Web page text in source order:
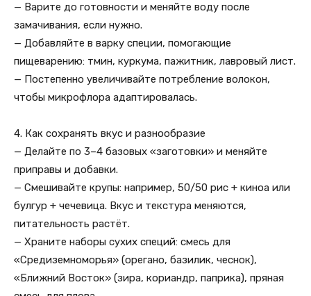
— Варите до готовности и меняйте воду после
замачивания, если нужно.
— Добавляйте в варку специи, помогающие
пищеварению: тмин, куркума, пажитник, лавровый лист.
— Постепенно увеличивайте потребление волокон,
чтобы микрофлора адаптировалась.
4. Как сохранять вкус и разнообразие
— Делайте по 3–4 базовых «заготовки» и меняйте
приправы и добавки.
— Смешивайте крупы: например, 50/50 рис + киноа или
булгур + чечевица. Вкус и текстура меняются,
питательность растёт.
— Храните наборы сухих специй: смесь для
«Средиземноморья» (орегано, базилик, чеснок),
«Ближний Восток» (зира, кориандр, паприка), пряная